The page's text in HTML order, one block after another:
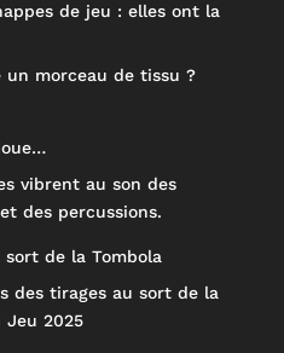
de jeu : elles ont la
un morceau de tissu ?
vibrent au son des
des percussions.
de la Tombola
des tirages au sort de la
Jeu 2025